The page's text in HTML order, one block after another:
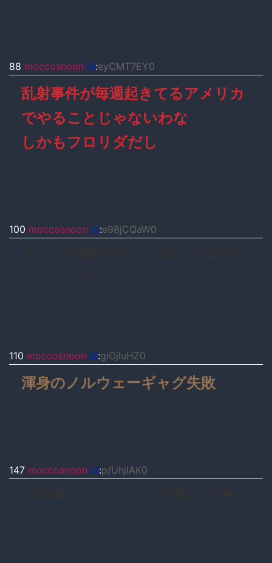
88 moccosnoon id:eyCMT7EY0
乱射事件が毎週起きてるアメリカ
でやることじゃないわな
しかもフロリダだし
100 moccosnoon id:e98jCQaW0
110 moccosnoon id:glOjIuHZ0
渾身のノルウェーギャグ失敗
147 moccosnoon id:p/UhjIAK0